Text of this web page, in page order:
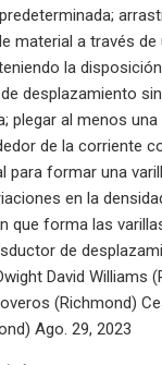
material a través de
la
desplazamiento
plegar al menos una
de la corriente
para formar una
en la
que forma las
de
David Williams
(Richmond)
Ago. 29, 2023